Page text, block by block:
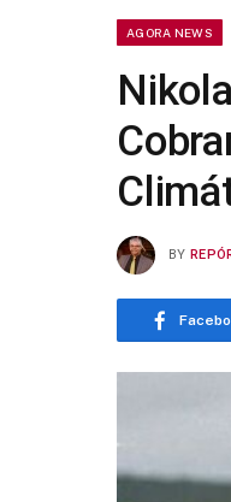
AGORA NEWS
BY